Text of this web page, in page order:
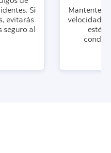
Si
evitarás
seguro al
Mantente
velocidad,
esté